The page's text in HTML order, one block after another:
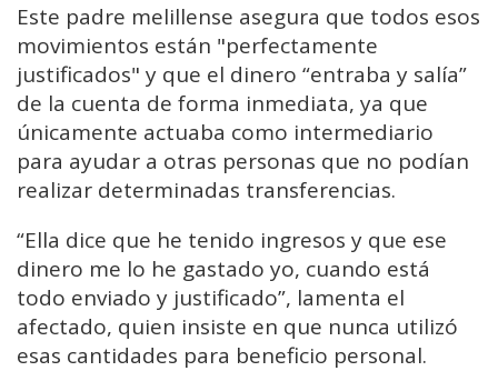
Este padre melillense asegura que todos esos
movimientos están "perfectamente
justificados" y que el dinero “entraba y salía”
de la cuenta de forma inmediata, ya que
únicamente actuaba como intermediario
para ayudar a otras personas que no podían
realizar determinadas transferencias.
“Ella dice que he tenido ingresos y que ese
dinero me lo he gastado yo, cuando está
todo enviado y justificado”, lamenta el
afectado, quien insiste en que nunca utilizó
esas cantidades para beneficio personal.